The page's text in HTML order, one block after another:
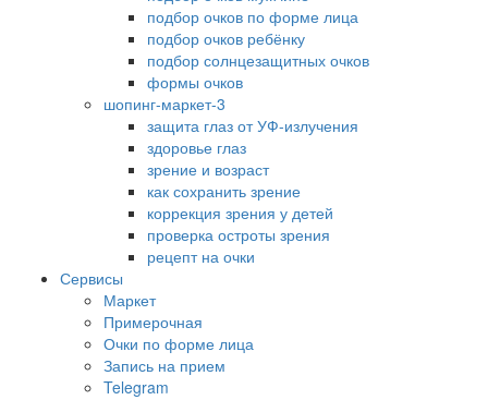
подбор очков по форме лица
подбор очков ребёнку
подбор солнцезащитных очков
формы очков
шопинг-маркет-3
защита глаз от УФ-излучения
здоровье глаз
зрение и возраст
как сохранить зрение
коррекция зрения у детей
проверка остроты зрения
рецепт на очки
Сервисы
Маркет
Примерочная
Очки по форме лица
Запись на прием
Telegram